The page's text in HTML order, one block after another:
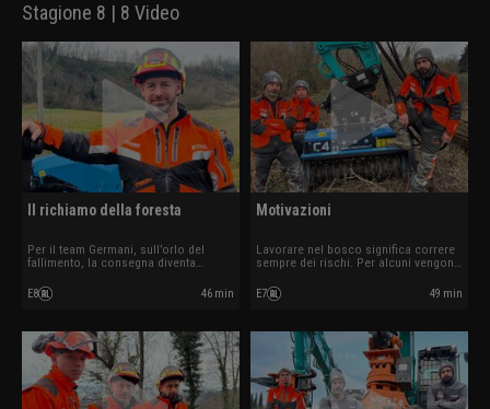
Stagione 8 | 8 Video
Il richiamo della foresta
Per il team Germani, sull’orlo del
fallimento, la consegna diventa
avverte il richiamo del bosco mentre
il team Bucci finisce per doversi
E8 46 min
Motivazioni
Lavorare nel bosco significa correre
sempre dei rischi. Per alcuni vengono
tutti è arrivato il momento di
dimostrare a pieno le proprie
E7 49 min